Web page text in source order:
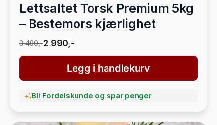
Lettsaltet Torsk Premium 5kg
– Bestemors kjærlighet
3 490,-2 990,-
Legg i handlekurv
Bli Fordelskunde og spar penger